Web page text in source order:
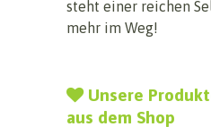
steht einer reichen
mehr im Weg!
Unsere
aus dem Shop